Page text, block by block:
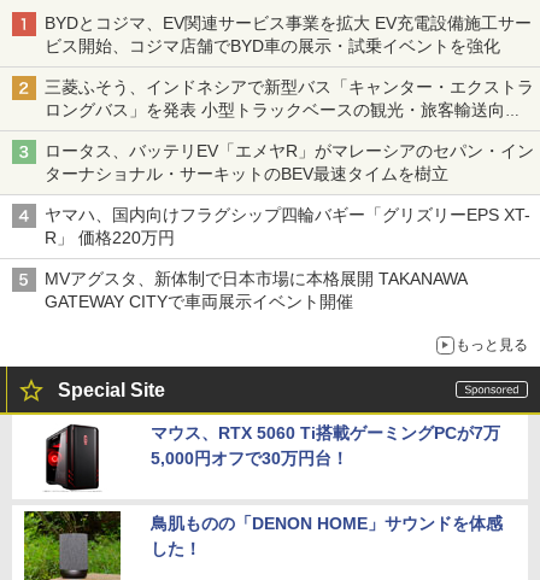
BYDとコジマ、EV関連サービス事業を拡大 EV充電設備施工サー
ビス開始、コジマ店舗でBYD車の展示・試乗イベントを強化
三菱ふそう、インドネシアで新型バス「キャンター・エクストラ
ロングバス」を発表 小型トラックベースの観光・旅客輸送向け
バス
ロータス、バッテリEV「エメヤR」がマレーシアのセパン・イン
ターナショナル・サーキットのBEV最速タイムを樹立
ヤマハ、国内向けフラグシップ四輪バギー「グリズリーEPS XT-
R」 価格220万円
MVアグスタ、新体制で日本市場に本格展開 TAKANAWA
GATEWAY CITYで車両展示イベント開催
もっと見る
Special Site
マウス、RTX 5060 Ti搭載ゲーミングPCが7万
5,000円オフで30万円台！
鳥肌ものの「DENON HOME」サウンドを体感
した！